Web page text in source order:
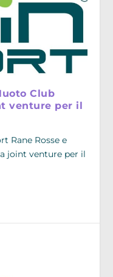
Club
venture per il
Rane Rosse e
joint venture per il